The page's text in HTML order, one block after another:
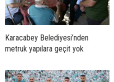
Karacabey Belediyesi’nden
metruk yapılara geçit yok